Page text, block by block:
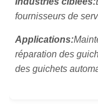
fournisseurs de
Applications:
réparation des
des guichets